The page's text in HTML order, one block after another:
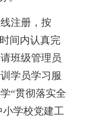
注册，按
间内认真完
班级管理员
学员学习服
“贯彻落实全
学校党建工